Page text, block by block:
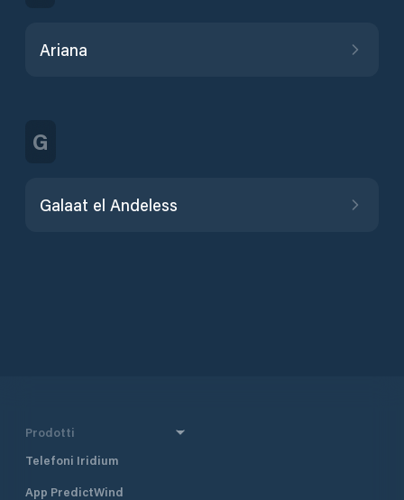
Ariana
G
Galaat el Andeless
Prodotti
Telefoni Iridium
App PredictWind